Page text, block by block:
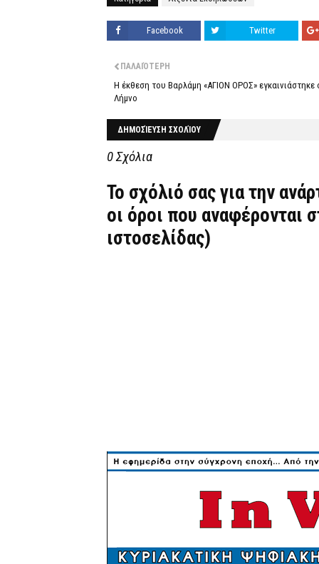
Facebook Twitter
ΠΑΛΑΙΌΤΕΡΗ
H έκθεση του Βαρλάμη «ΑΓΙΟΝ ΟΡΟΣ» εγκαινιάστηκε
Λήμνο
ΔΗΜΟΣΊΕΥΣΗ ΣΧΟΛΊΟΥ
0 Σχόλια
Το σχόλιό σας για την
οι όροι που αναφέρονται
ιστοσελίδας)